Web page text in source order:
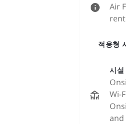
Air
적응형
시설
Wi-
and